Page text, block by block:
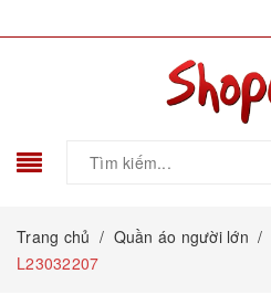
Trang chủ / Quần áo người lớn /
L23032207